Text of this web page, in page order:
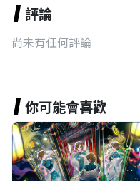
評論
尚未有任何評論
你可能會喜歡